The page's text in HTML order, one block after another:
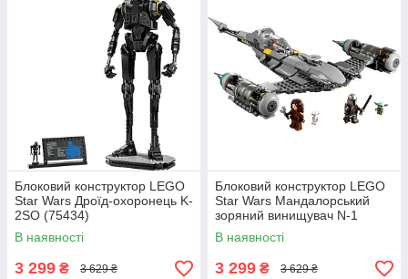
Блоковий конструктор LEGO
Star Wars Дроїд-охоронець K-
2SO (75434)
В наявності
3 299 ₴ 3 629 ₴
Блоковий конструктор LEGO
Star Wars Мандалорський
зоряний винищувач N-1
(75325)
В наявності
3 299 ₴ 3 629 ₴